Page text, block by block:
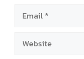
Email
Website